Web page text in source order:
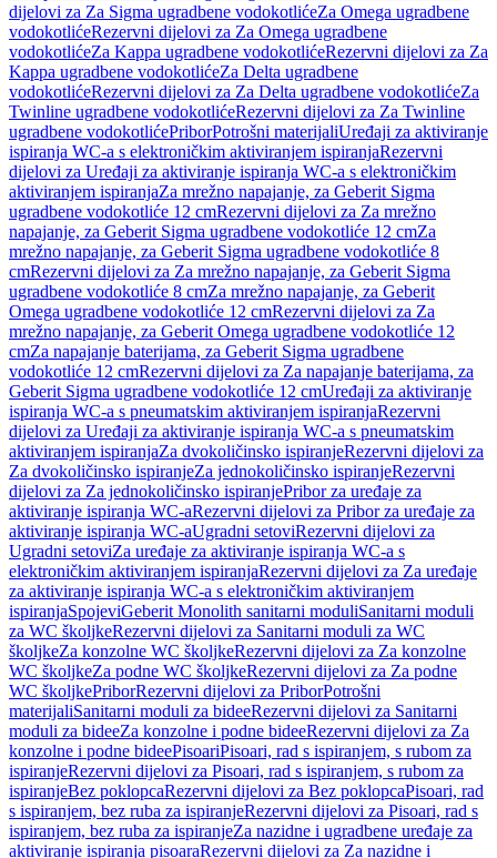
dijelovi za Za Sigma ugradbene vodokotlićeZa Omega ugradbene
vodokotlićeRezervni dijelovi za Za Omega ugradbene
vodokotlićeZa Kappa ugradbene vodokotlićeRezervni dijelovi za Za
Kappa ugradbene vodokotlićeZa Delta ugradbene
vodokotlićeRezervni dijelovi za Za Delta ugradbene vodokotlićeZa
Twinline ugradbene vodokotlićeRezervni dijelovi za Za Twinline
ugradbene vodokotlićePriborPotrošni materijaliUređaji za aktiviranje
ispiranja WC-a s elektroničkim aktiviranjem ispiranjaRezervni
dijelovi za Uređaji za aktiviranje ispiranja WC-a s elektroničkim
aktiviranjem ispiranjaZa mrežno napajanje, za Geberit Sigma
ugradbene vodokotliće 12 cmRezervni dijelovi za Za mrežno
napajanje, za Geberit Sigma ugradbene vodokotliće 12 cmZa
mrežno napajanje, za Geberit Sigma ugradbene vodokotliće 8
cmRezervni dijelovi za Za mrežno napajanje, za Geberit Sigma
ugradbene vodokotliće 8 cmZa mrežno napajanje, za Geberit
Omega ugradbene vodokotliće 12 cmRezervni dijelovi za Za
mrežno napajanje, za Geberit Omega ugradbene vodokotliće 12
cmZa napajanje baterijama, za Geberit Sigma ugradbene
vodokotliće 12 cmRezervni dijelovi za Za napajanje baterijama, za
Geberit Sigma ugradbene vodokotliće 12 cmUređaji za aktiviranje
ispiranja WC-a s pneumatskim aktiviranjem ispiranjaRezervni
dijelovi za Uređaji za aktiviranje ispiranja WC-a s pneumatskim
aktiviranjem ispiranjaZa dvokoličinsko ispiranjeRezervni dijelovi za
Za dvokoličinsko ispiranjeZa jednokoličinsko ispiranjeRezervni
dijelovi za Za jednokoličinsko ispiranjePribor za uređaje za
aktiviranje ispiranja WC-aRezervni dijelovi za Pribor za uređaje za
aktiviranje ispiranja WC-aUgradni setoviRezervni dijelovi za
Ugradni setoviZa uređaje za aktiviranje ispiranja WC-a s
elektroničkim aktiviranjem ispiranjaRezervni dijelovi za Za uređaje
za aktiviranje ispiranja WC-a s elektroničkim aktiviranjem
ispiranjaSpojeviGeberit Monolith sanitarni moduliSanitarni moduli
za WC školjkeRezervni dijelovi za Sanitarni moduli za WC
školjkeZa konzolne WC školjkeRezervni dijelovi za Za konzolne
WC školjkeZa podne WC školjkeRezervni dijelovi za Za podne
WC školjkePriborRezervni dijelovi za PriborPotrošni
materijaliSanitarni moduli za bideeRezervni dijelovi za Sanitarni
moduli za bideeZa konzolne i podne bideeRezervni dijelovi za Za
konzolne i podne bideePisoariPisoari, rad s ispiranjem, s rubom za
ispiranjeRezervni dijelovi za Pisoari, rad s ispiranjem, s rubom za
ispiranjeBez poklopcaRezervni dijelovi za Bez poklopcaPisoari, rad
s ispiranjem, bez ruba za ispiranjeRezervni dijelovi za Pisoari, rad s
ispiranjem, bez ruba za ispiranjeZa nazidne i ugradbene uređaje za
aktiviranje ispiranja pisoaraRezervni dijelovi za Za nazidne i